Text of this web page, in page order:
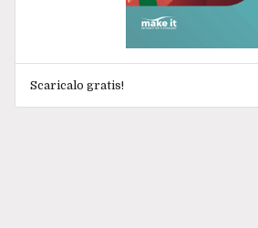
Scaricalo gratis!